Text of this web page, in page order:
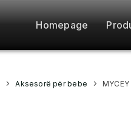
Homepage
Aksesorë për bebe MYCEY